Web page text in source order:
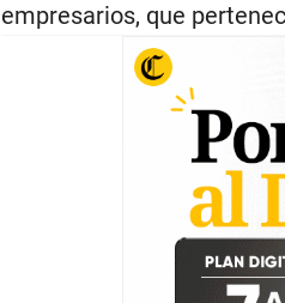
empresarios, que